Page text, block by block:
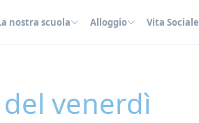
nostra scuola Alloggio Vita Sociale
venerdì